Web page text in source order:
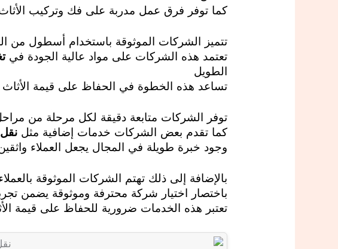
ش
ر
ك
ا
ت
ن
ق
ل
ث
ا
ث
إ
كما توفر فرق عمل مدربة على فك وتركيب الأثاث
تتميز الشركات الموثوقة باستخدام أسطول من
تعتمد هذه الشركات على مواد عالية الجودة في
الطويل
تساعد هذه الخطوة في الحفاظ على قيمة الأثاث
توفر الشركات متابعة دقيقة لكل مرحلة من
كما تقدم بعض الشركات خدمات إضافية مثل
وجود خبرة طويلة في المجال يجعل العملاء
بالإضافة إلى ذلك تهتم الشركات الموثوقة
باختصار اختيار شركة محترفة وموثوقة يضمن
تعتبر هذه الخدمات ضرورية للحفاظ على قيمة